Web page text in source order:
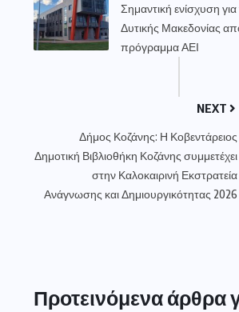
Σημαντική ενίσχυση
Δυτικής Μακεδονίας
πρόγραμμα ΑΕΙ
NEXT
Δήμος Κοζάνης: Η Κοβεντάρειος
Δημοτική Βιβλιοθήκη Κοζάνης συμμετέχει
στην Καλοκαιρινή Εκστρατεία
Ανάγνωσης και Δημιουργικότητας 2026
Προτεινόμενα άρθρα